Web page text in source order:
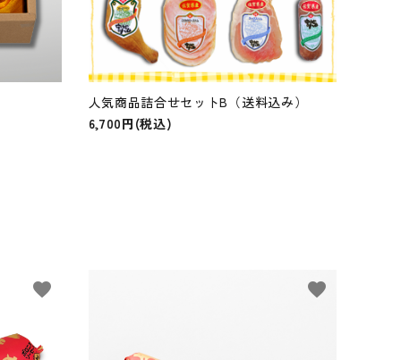
人気商品詰合せセットB（送料込み）
6,700円(税込)
favorite favorite